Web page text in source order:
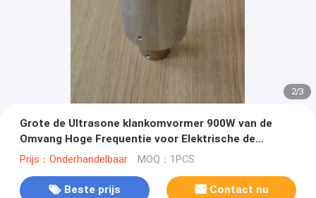
2/3
Grote de Ultrasone klankomvormer 900W van de
Omvang Hoge Frequentie voor Elektrische de
Industrievervanging Branson 402
Prijs：Onderhandelbaar MOQ：1PCS
Beste prijs Contact nu